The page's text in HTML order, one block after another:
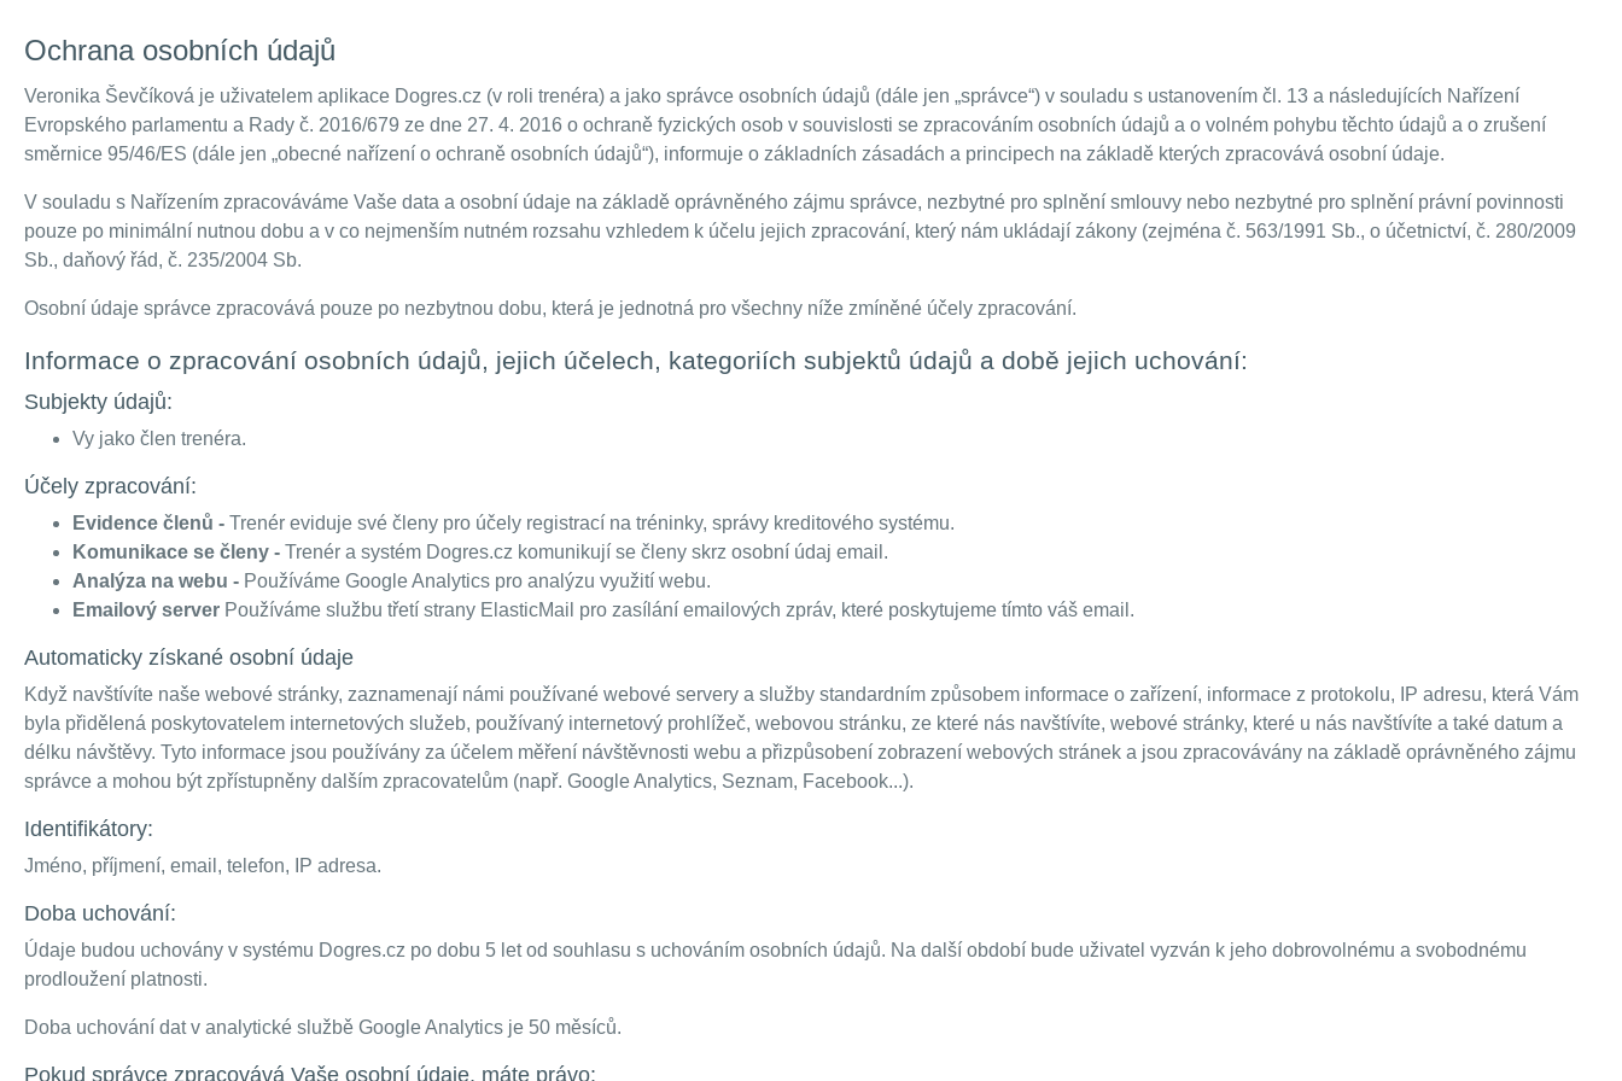
Ochrana osobních údajů
Veronika Ševčíková je uživatelem aplikace Dogres.cz (v roli trenéra) a jako správce osobních údajů (dále jen „správce“) v souladu s ustanovením čl. 13 a následujících Nařízení
Evropského parlamentu a Rady č. 2016/679 ze dne 27. 4. 2016 o ochraně fyzických osob v souvislosti se zpracováním osobních údajů a o volném pohybu těchto údajů a o zrušení
směrnice 95/46/ES (dále jen „obecné nařízení o ochraně osobních údajů“), informuje o základních zásadách a principech na základě kterých zpracovává osobní údaje.
V souladu s Nařízením zpracováváme Vaše data a osobní údaje na základě oprávněného zájmu správce, nezbytné pro splnění smlouvy nebo nezbytné pro splnění právní povinnosti
pouze po minimální nutnou dobu a v co nejmenším nutném rozsahu vzhledem k účelu jejich zpracování, který nám ukládají zákony (zejména č. 563/1991 Sb., o účetnictví, č. 280/2009
Sb., daňový řád, č. 235/2004 Sb.
Osobní údaje správce zpracovává pouze po nezbytnou dobu, která je jednotná pro všechny níže zmíněné účely zpracování.
Informace o zpracování osobních údajů, jejich účelech, kategoriích subjektů údajů a době jejich uchování:
Subjekty údajů:
Vy jako člen trenéra.
Účely zpracování:
Evidence členů - Trenér eviduje své členy pro účely registrací na tréninky, správy kreditového systému.
Komunikace se členy - Trenér a systém Dogres.cz komunikují se členy skrz osobní údaj email.
Analýza na webu - Používáme Google Analytics pro analýzu využití webu.
Emailový server Používáme službu třetí strany ElasticMail pro zasílání emailových zpráv, které poskytujeme tímto váš email.
Automaticky získané osobní údaje
Když navštívíte naše webové stránky, zaznamenají námi používané webové servery a služby standardním způsobem informace o zařízení, informace z protokolu, IP adresu, která Vám
byla přidělená poskytovatelem internetových služeb, používaný internetový prohlížeč, webovou stránku, ze které nás navštívíte, webové stránky, které u nás navštívíte a také datum a
délku návštěvy. Tyto informace jsou používány za účelem měření návštěvnosti webu a přizpůsobení zobrazení webových stránek a jsou zpracovávány na základě oprávněného zájmu
správce a mohou být zpřístupněny dalším zpracovatelům (např. Google Analytics, Seznam, Facebook...).
Identifikátory:
Jméno, příjmení, email, telefon, IP adresa.
Doba uchování:
Údaje budou uchovány v systému Dogres.cz po dobu 5 let od souhlasu s uchováním osobních údajů. Na další období bude uživatel vyzván k jeho dobrovolnému a svobodnému
prodloužení platnosti.
Doba uchování dat v analytické službě Google Analytics je 50 měsíců.
Pokud správce zpracovává Vaše osobní údaje, máte právo: